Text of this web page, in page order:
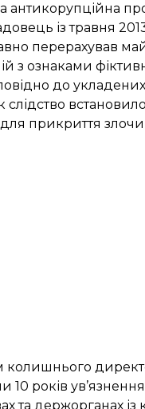
антикорупційна
із травня
перерахував
з ознаками
до
прикриття
колишнього
років
та держорганах із